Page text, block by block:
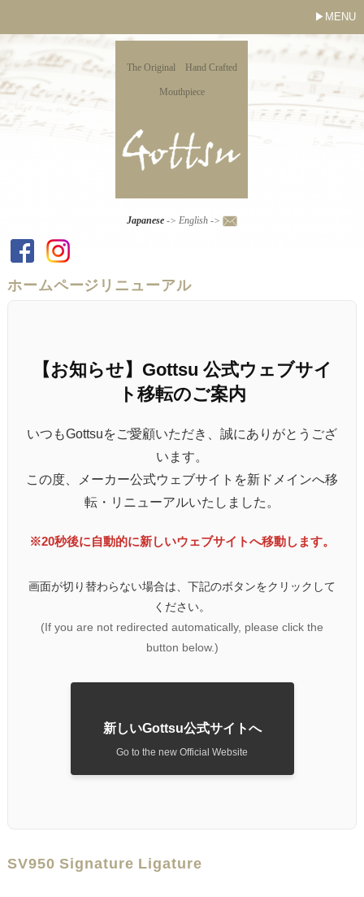
MENU
The Original Hand Crafted
Mouthpiece
Japanese-> English->
ホームページリニューアル
【お知らせ】Gottsu 公式ウェブサイ
ト移転のご案内
いつもGottsuをご愛顧いただき、誠にありがとうござ
います。
この度、メーカー公式ウェブサイトを新ドメインへ移
転・リニューアルいたしました。
※20秒後に自動的に新しいウェブサイトへ移動します。
画面が切り替わらない場合は、下記のボタンをクリックして
ください。
(If you are not redirected automatically, please click the
button below.)
新しいGottsu公式サイトへ
Go to the new Official Website
SV950 Signature Ligature